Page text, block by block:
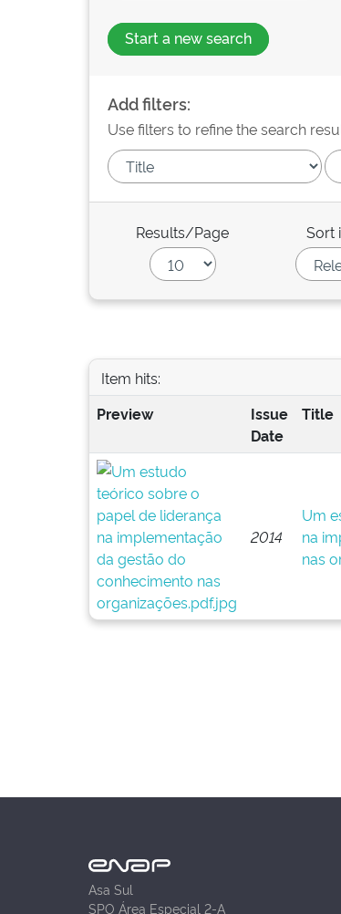
Start a new search
Add filters:
Use filters to refine the search
Results/Page Sort
Item hits:
Preview
Issue
Date
Title
2014
Um
na
nas
Asa Sul
SPO Área Especial 2-A